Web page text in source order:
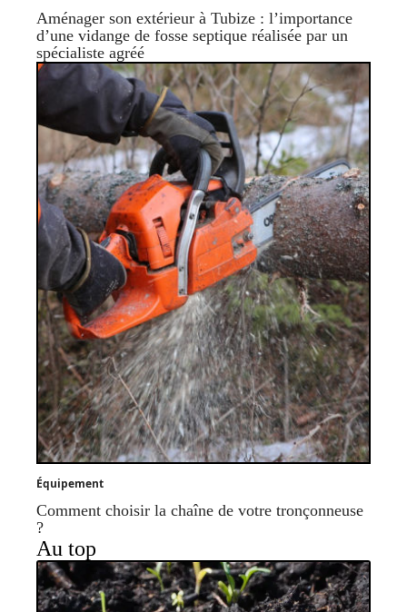
Aménager son extérieur à Tubize : l’importance
d’une vidange de fosse septique réalisée par un
spécialiste agréé
Équipement
Comment choisir la chaîne de votre tronçonneuse
?
Au top